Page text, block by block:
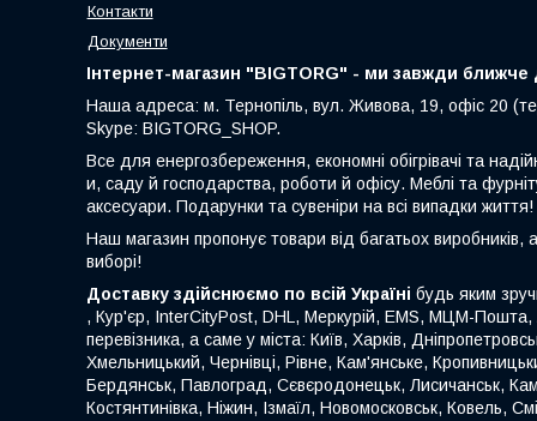
Контакти
Документи
Інтернет-магазин "BIGTORG" - ми завжди
Наша адреса: м. Тернопіль, вул. Живова, 19, офіс 20
Skype: BIGTORG_SHOP.
Все для енергозбереження, економні обігрівачі та
и, саду й господарства, роботи й офісу. Меблі та
аксесуари. Подарунки та сувеніри на всі випадки
Наш магазин пропонує товари від багатьох виробників,
виборі!
Доставку здійснюємо по всій Україні будь яким
, Кур'єр, InterCityPost, DHL, Меркурій, EMS, МЦМ-Пошта,
перевізника, а саме у міста: Київ, Харків,
Хмельницький, Чернівці, Рівне, Кам'янське,
Бердянськ, Павлоград, Сєвєродонецьк, Лисичанськ,
Костянтинівка, Ніжин, Ізмаїл, Новомосковськ, Ковель,